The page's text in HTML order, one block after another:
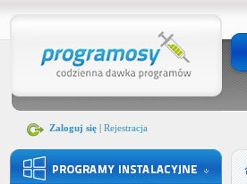
Zaloguj się| Rejestracja